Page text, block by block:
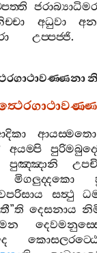
අධුවා
උප‍්පජ‍්ජි.
ආයස‍්මතො
අයම‍්පි
පුඤ‍්ඤානි
මිගලුද‍්දකො
සත්‍ථු
”ති දෙසනාය